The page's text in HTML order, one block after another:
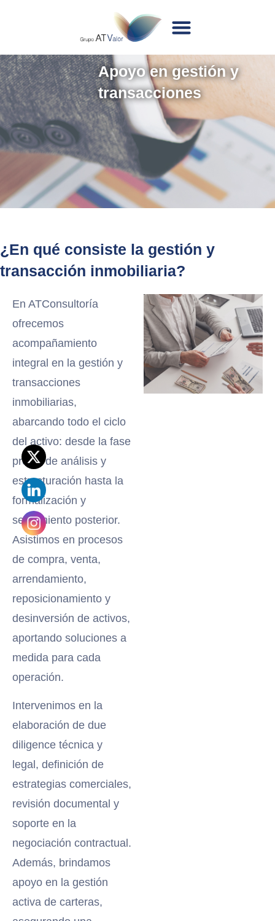
Apoyo en gestión y
transacciones
¿En qué consiste la gestión y
transacción inmobiliaria?
En ATConsultoría
ofrecemos
acompañamiento
integral en la gestión y
transacciones
inmobiliarias,
abarcando todo el ciclo
del activo: desde la fase
previa de análisis y
estructuración hasta la
formalización y
seguimiento posterior.
Asistimos en procesos
de compra, venta,
arrendamiento,
reposicionamiento y
desinversión de activos,
aportando soluciones a
medida para cada
operación.
Intervenimos en la
elaboración de due
diligence técnica y
legal, definición de
estrategias comerciales,
revisión documental y
soporte en la
negociación contractual.
Además, brindamos
apoyo en la gestión
activa de carteras,